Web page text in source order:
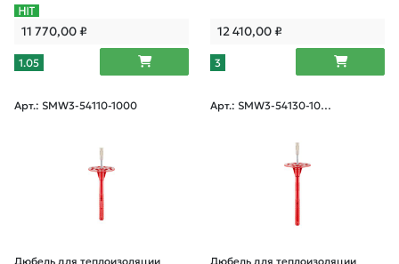
11 770,00₽
1.05
12 410,00₽
3
Арт.: SMW3-54110-1000
Дюбель для теплоизоляции
Арт.: SMW3-54130-100
Дюбель для теплоизоляции